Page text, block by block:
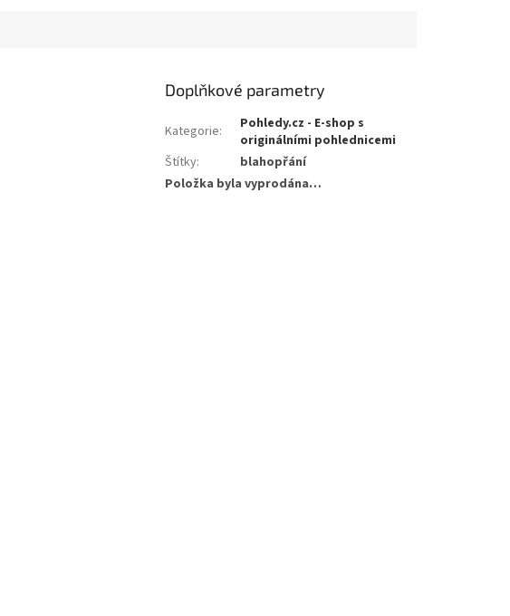
Doplňkové parametry
Kategorie:
Pohledy.cz - E-shop s
originálními pohlednicemi
Štítky:
blahopřání
Položka byla vyprodána…